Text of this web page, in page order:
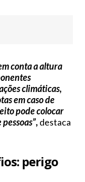
conta a altura
climáticas,
em caso de
pode colocar
destaca
perigo